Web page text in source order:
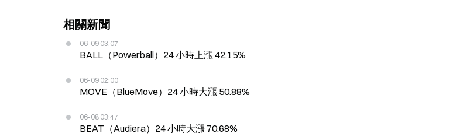
相關新聞
06-09 03:07
BALL（Powerball）24 小時上漲 42.15%
06-09 02:00
MOVE（BlueMove）24 小時大漲 50.88%
06-08 03:47
BEAT（Audiera）24 小時大漲 70.68%